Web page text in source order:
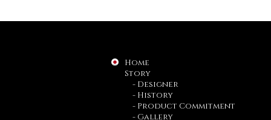
Home
Story
- Designer
- History
- Product Commitment
- Gallery